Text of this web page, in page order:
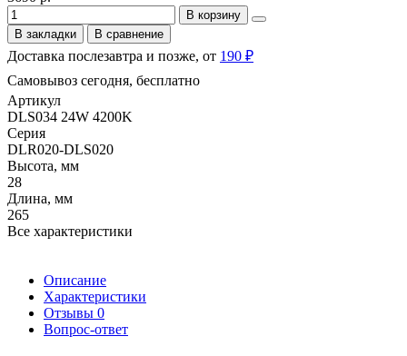
В корзину
В закладки
В сравнение
Доставка послезавтра и позже, от 190 ₽
Самовывоз сегодня, бесплатно
Артикул
DLS034 24W 4200K
Серия
DLR020-DLS020
Высота, мм
28
Длина, мм
265
Все характеристики
Описание
Характеристики
Отзывы 0
Вопрос-ответ